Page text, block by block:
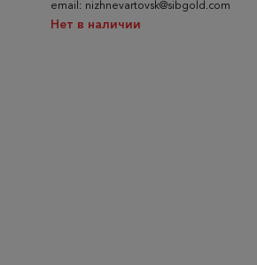
email: nizhnevartovsk@sibgold.com
Нет в наличии